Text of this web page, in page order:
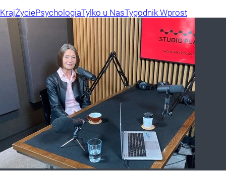
KrajŻyciePsychologiaTylko u NasTygodnik Wprost